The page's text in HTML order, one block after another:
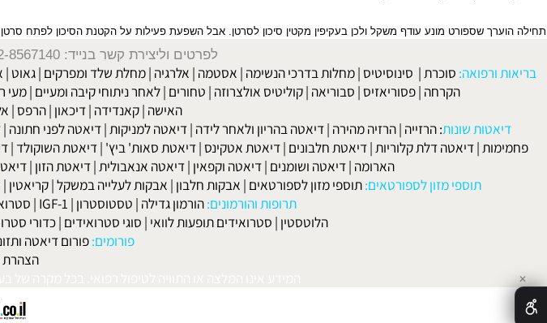
שספורט מונע עודף משקל ולכן בעקיפין מקטין סיכון לסרטן. אבל השפעת פעילות על הקטנת הסיכון לפתח סרטן
לפרטים וליצירת קשר בנייד: 052-8567140
|סינוסיטיס|מחלות בדרכי הנשימה|אסטמה|אלרגיה|מחלת שלד ומפרקים |גאוט |
לאחר ניתוחי קיבה ומעיים| מעי רגיז |
האישה|קאנדידה|דיכאון|הרפס |
שונות: הרזייה|הרזיה מהירה |דיאטה בהריון ולאחר לידה|דיאטה למניקות|דיאטה לפני חתונה|
דיאטת חלבונים|דיאטת אטקינס| דיאטת סאות' ביץ'|דיאטת השוקולד|
הארומה|דיאטה ושומנים|דיאטה וקפאין|דיאטה אנאבולית|דיאטת הזון|דיאטה
תוספי מזון לספורטאים |אבקות חלבון|אבקות לעלייה במשקל| קריאטין |
תרופות והורמונים: הורמון גדילה|טסטוסטרון|
IGF-1
|
סוגי סטרואידים|כדורי
פורום דיאטה ותזונה |
המידע אינו המלצה או התוויה לטיפול רפואי. בכל מקרה של